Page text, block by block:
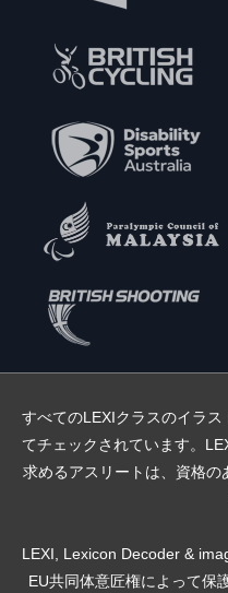
すべてのLEXIクラスのイラ
てチェックされています。
求めるアスリートは、資格の
LEXI, Lexicon Decoder &
EU共同体意匠権によって保